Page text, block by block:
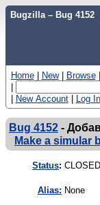
Bugzilla – Bug 4152
Home | New | Browse |
|
| New Account | Log In
Bug 4152 -
Make a simular
Status:
Alias: None